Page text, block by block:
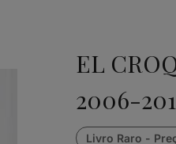
EL
2006-